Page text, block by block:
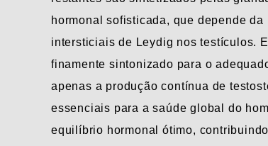
hormonal sofisticada, que depende
intersticiais de Leydig nos testículos.
finamente sintonizado para o
apenas a produção contínua de
essenciais para a saúde global do
equilíbrio hormonal ótimo,